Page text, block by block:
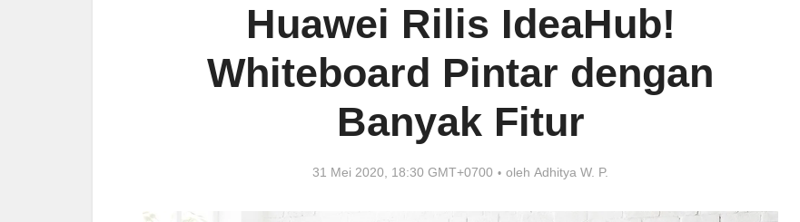
Huawei Rilis IdeaHub!
Whiteboard Pintar dengan
Banyak Fitur
31 Mei 2020, 18:30 GMT+0700 oleh Adhitya W. P.